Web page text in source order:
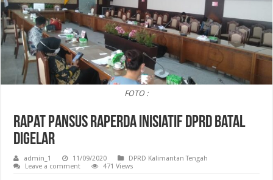
FOTO :
Rapat Pansus Raperda Inisiatif DPRD Batal
Digelar
admin_1 11/09/2020
DPRD Kalimantan Tengah
Leave a comment
471 Views